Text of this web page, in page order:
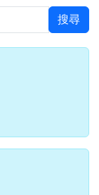
搜尋